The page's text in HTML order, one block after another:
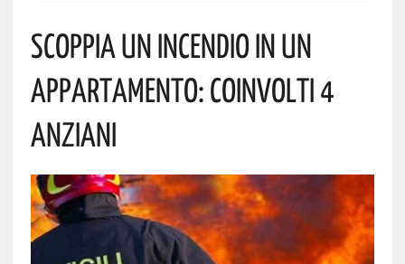
SCOPPIA UN INCENDIO IN UN
APPARTAMENTO: COINVOLTI 4
ANZIANI